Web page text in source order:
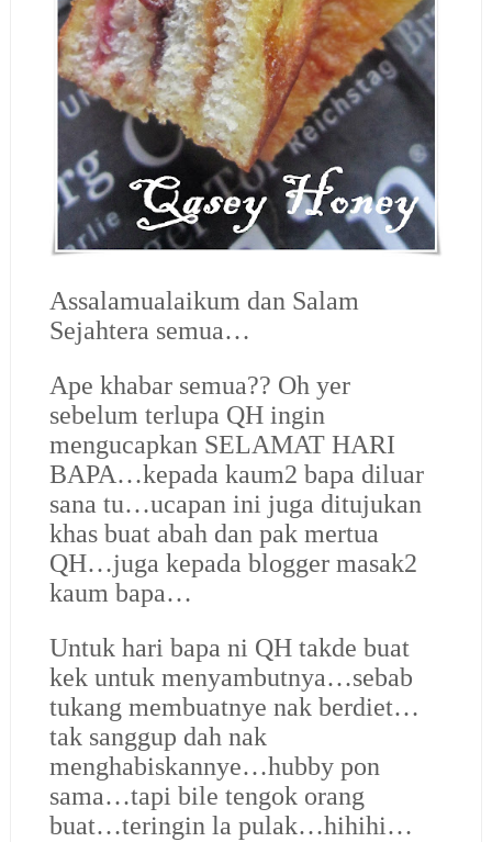
Assalamualaikum dan Salam
Sejahtera semua…
Ape khabar semua?? Oh yer
sebelum terlupa QH ingin
mengucapkan SELAMAT HARI
BAPA…kepada kaum2 bapa diluar
sana tu…ucapan ini juga ditujukan
khas buat abah dan pak mertua
QH…juga kepada blogger masak2
kaum bapa…
Untuk hari bapa ni QH takde buat
kek untuk menyambutnya…sebab
tukang membuatnye nak berdiet…
tak sanggup dah nak
menghabiskannye…hubby pon
sama…tapi bile tengok orang
buat…teringin la pulak…hihihi…